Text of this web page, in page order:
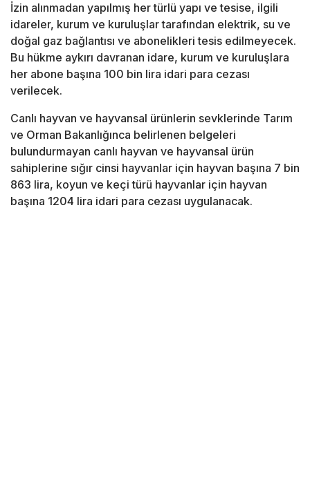
İzin alınmadan yapılmış her türlü yapı ve tesise, ilgili
idareler, kurum ve kuruluşlar tarafından elektrik, su ve
doğal gaz bağlantısı ve abonelikleri tesis edilmeyecek.
Bu hükme aykırı davranan idare, kurum ve kuruluşlara
her abone başına 100 bin lira idari para cezası
verilecek.
Canlı hayvan ve hayvansal ürünlerin sevklerinde Tarım
ve Orman Bakanlığınca belirlenen belgeleri
bulundurmayan canlı hayvan ve hayvansal ürün
sahiplerine sığır cinsi hayvanlar için hayvan başına 7 bin
863 lira, koyun ve keçi türü hayvanlar için hayvan
başına 1204 lira idari para cezası uygulanacak.